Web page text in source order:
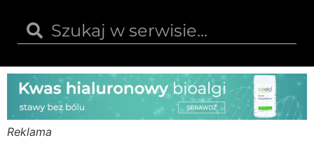
Reklama